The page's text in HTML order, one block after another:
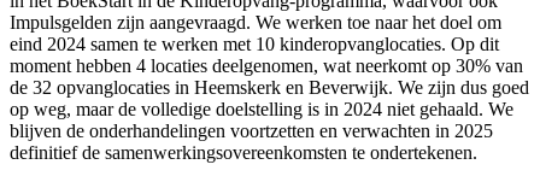
Impulsgelden zijn aangevraagd. We werken toe naar het doel om
eind 2024 samen te werken met 10 kinderopvanglocaties. Op dit
moment hebben 4 locaties deelgenomen, wat neerkomt op 30% van
de 32 opvanglocaties in Heemskerk en Beverwijk. We zijn dus goed
op weg, maar de volledige doelstelling is in 2024 niet gehaald. We
blijven de onderhandelingen voortzetten en verwachten in 2025
definitief de samenwerkingsovereenkomsten te ondertekenen.